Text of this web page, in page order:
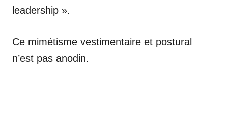
leadership ».
Ce mimétisme vestimentaire et postural
n’est pas anodin.